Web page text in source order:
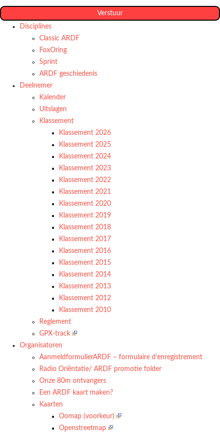
Verstuur
Disciplines
Classic ARDF
FoxOring
Sprint
ARDF geschiedenis
Deelnemer
Kalender
Uitslagen
Klassement
Klassement 2026
Klassement 2025
Klassement 2024
Klassement 2023
Klassement 2022
Klassement 2021
Klassement 2020
Klassement 2019
Klassement 2018
Klassement 2017
Klassement 2016
Klassement 2015
Klassement 2014
Klassement 2013
Klassement 2012
Klassement 2010
Reglement
GPX-track
Organisatoren
AanmeldformulierARDF – formulaire d’enregistrement
Radio Oriëntatie/ ARDF promotie folder
Onze 80m ontvangers
Een ARDF kaart maken?
Kaarten
Oomap (voorkeur)
Openstreetmap